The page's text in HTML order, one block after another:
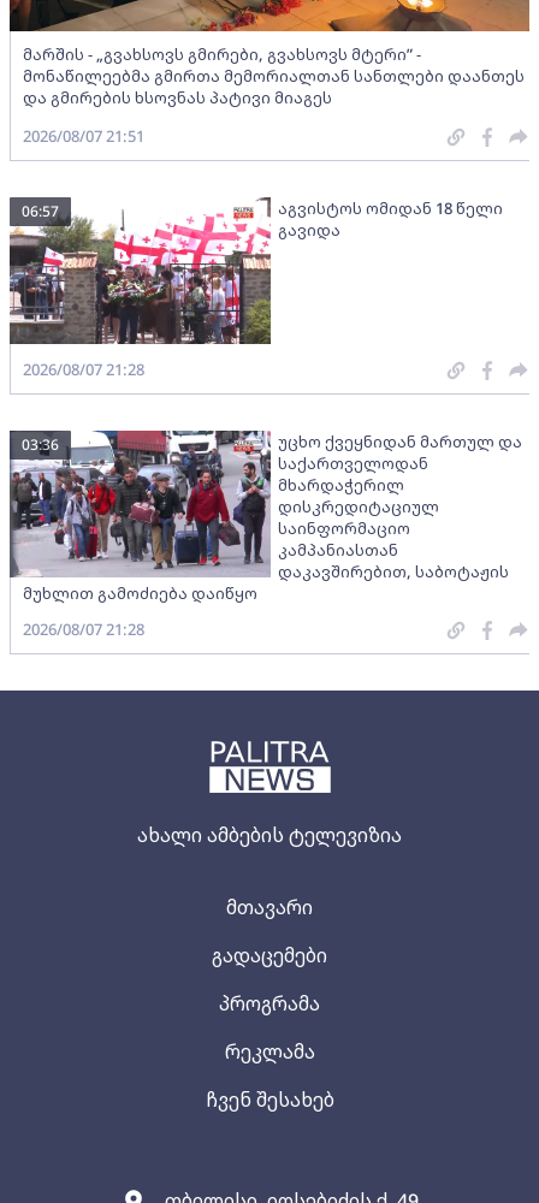
ახალი ამბების ტელევიზია
მთავარი
გადაცემები
პროგრამა
რეკლამა
ჩვენ შესახებ
მარშის - „გვახსოვს გმირები, გვახსოვს მტერი” -
მონაწილეებმა გმირთა მემორიალთან სანთლები დაანთეს
და გმირების ხსოვნას პატივი მიაგეს
2026/08/07 21:51
აგვისტოს ომიდან 18 წელი
გავიდა
06:57
2026/08/07 21:28
უცხო ქვეყნიდან მართულ და
საქართველოდან
მხარდაჭერილ
დისკრედიტაციულ
საინფორმაციო
კამპანიასთან
დაკავშირებით, საბოტაჟის
მუხლით გამოძიება დაიწყო
03:36
2026/08/07 21:28